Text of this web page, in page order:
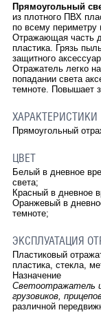
Прямоугольный
из плотного ПВХ
по всему периметру
Отражающая часть
пластика. Грязь
защитного
Отражатель легко
попадании света
темноте. Повышает
ХАРАКТЕРИСТИКИ
Прямоугольный
ЦВЕТ
Белый в дневное
света;
Красный в дневное
Оранжевый в
темноте;
ЭКСПЛУАТАЦИЯ
Пластиковый
пластика, стекла,
Назначение
Светоотражатель
грузовиков,
различной